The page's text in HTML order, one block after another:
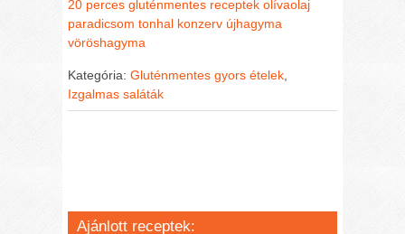
20 perces gluténmentes receptek olívaolaj
paradicsom tonhal konzerv újhagyma
vöröshagyma
Kategória:Gluténmentes gyors ételek
Izgalmas saláták
Ajánlott receptek: